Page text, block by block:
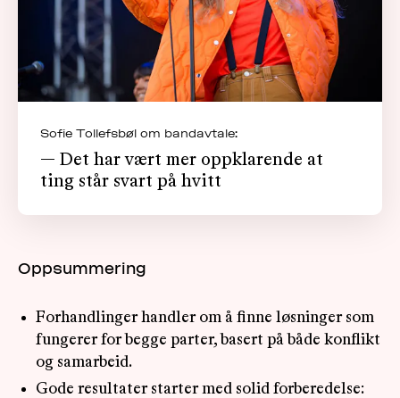
Sofie Tollefsbøl om bandavtale:
— Det har vært mer oppklarende at
ting står svart på hvitt
Oppsummering
Forhandlinger handler om å finne løsninger som
fungerer for begge parter, basert på både konflikt
og samarbeid.
Gode resultater starter med solid forberedelse: